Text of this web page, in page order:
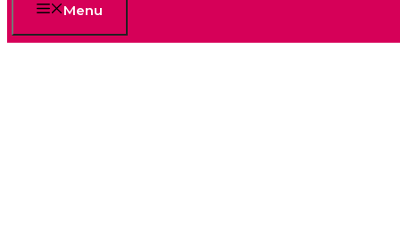
Menu